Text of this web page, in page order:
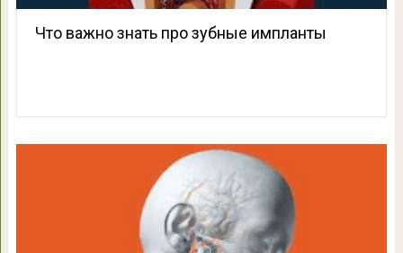
Что важно знать про зубные импланты